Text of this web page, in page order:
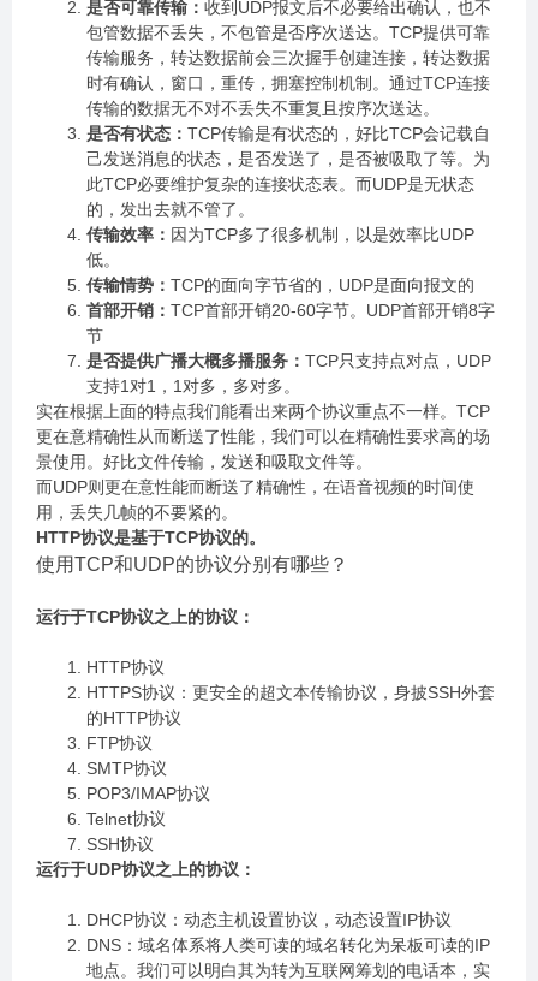
是否可靠传输： 收到UDP报文后不必要给出确认，也不
包管数据不丢失，不包管是否序次送达。TCP提供可靠
传输服务，转达数据前会三次握手创建连接，转达数据
时有确认，窗口，重传，拥塞控制机制。通过TCP连接
传输的数据无不对不丢失不重复且按序次送达。
是否有状态： TCP传输是有状态的，好比TCP会记载自
己发送消息的状态，是否发送了，是否被吸取了等。为
此TCP必要维护复杂的连接状态表。而UDP是无状态
的，发出去就不管了。
传输效率： 因为TCP多了很多机制，以是效率比UDP
低。
传输情势： TCP的面向字节省的，UDP是面向报文的
首部开销： TCP首部开销20-60字节。UDP首部开销8字
节
是否提供广播大概多播服务： TCP只支持点对点，UDP
支持1对1，1对多，多对多。
实在根据上面的特点我们能看出来两个协议重点不一样。TCP
更在意精确性从而断送了性能，我们可以在精确性要求高的场
景使用。好比文件传输，发送和吸取文件等。
而UDP则更在意性能而断送了精确性，在语音视频的时间使
用，丢失几帧的不要紧的。
HTTP协议是基于TCP协议的。
使用TCP和UDP的协议分别有哪些？
运行于TCP协议之上的协议：
HTTP协议
HTTPS协议：更安全的超文本传输协议，身披SSH外套
的HTTP协议
FTP协议
SMTP协议
POP3/IMAP协议
Telnet协议
SSH协议
运行于UDP协议之上的协议：
DHCP协议：动态主机设置协议，动态设置IP协议
DNS：域名体系将人类可读的域名转化为呆板可读的IP
地点。我们可以明白其为转为互联网筹划的电话本，实